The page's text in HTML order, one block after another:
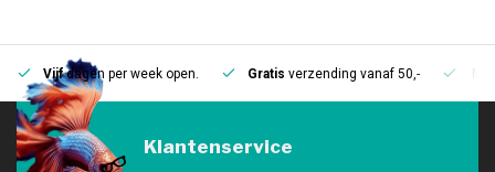
Vijfdagen per week open. Gratis verzending vanaf 50,-
Klantenservice